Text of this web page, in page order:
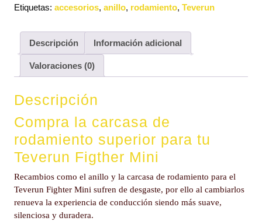
Etiquetas: accesorios, anillo, rodamiento, Teverun
Descripción Información adicional
Valoraciones (0)
Descripción
Compra la carcasa de
rodamiento superior para tu
Teverun Figther Mini
Recambios como el anillo y la carcasa de rodamiento para el
Teverun Fighter Mini sufren de desgaste, por ello al cambiarlos
renueva la experiencia de conducción siendo más suave,
silenciosa y duradera.